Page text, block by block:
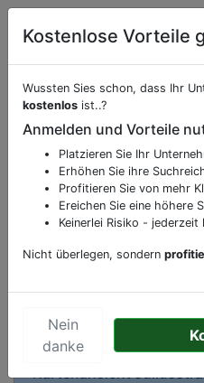
Beschreibung & Services
Sie möchten eine
oder andere relevante
Klicken Sie bittehierum
Gerne erweitern wir
Ihr Unternehmen
Kartenansicht
Kostenlose Vorteile
Wussten Sies schon, dass Ihr
kostenlos ist..?
Anmelden und Vorteile
Platzieren Sie Ihr
Erhöhen Sie ihre
Profitieren Sie von mehr
Ereichen Sie eine höhere
Keinerlei Risiko - jederzeit
Nicht überlegen, sondern
Nein
danke